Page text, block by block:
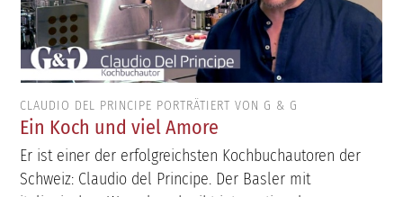
CLAUDIO DEL PRINCIPE PORTRÄTIERT VON G & G
Ein Koch und viel Amore
Er ist einer der erfolgreichsten Kochbuchautoren der
Schweiz: Claudio del Principe. Der Basler mit